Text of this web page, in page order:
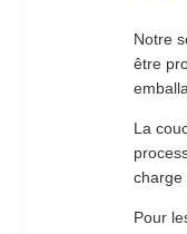
Notre
être
La
charge
Pour